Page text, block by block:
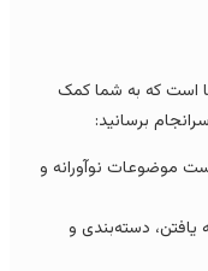
که به شما کمک
برسانید:
نوآورانه و
دسته‌بندی و